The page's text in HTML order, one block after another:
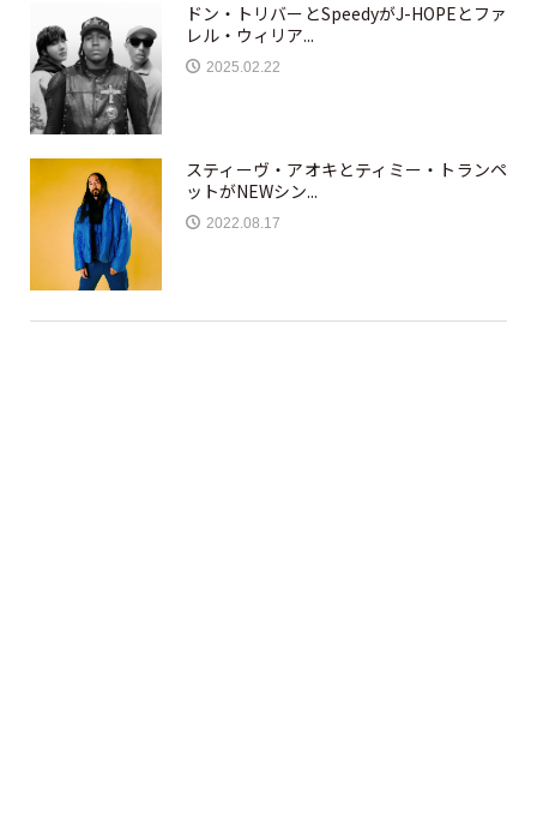
ドン・トリバーとSpeedyがJ-HOPEとファ
レル・ウィリア...
2025.02.22
スティーヴ・アオキとティミー・トランペ
ットがNEWシン...
2022.08.17